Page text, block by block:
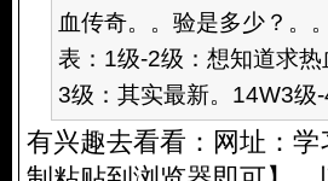
血传奇。。验是多少？。
表：1级-2级：想知道求
3级：其实最新。14W3级
有兴趣去看看：网址：